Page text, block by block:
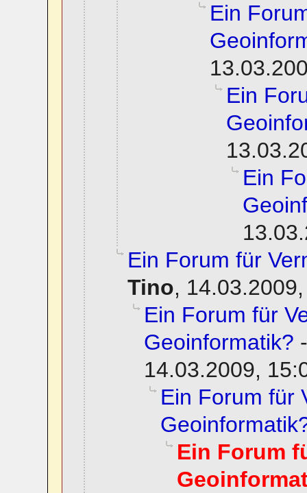
Ein
Ein
Ein
Ein Forum für
Tino,
Ein Forum für
Geoinformatik?
14.03.2009,
Ein Forum für
Ein Forum